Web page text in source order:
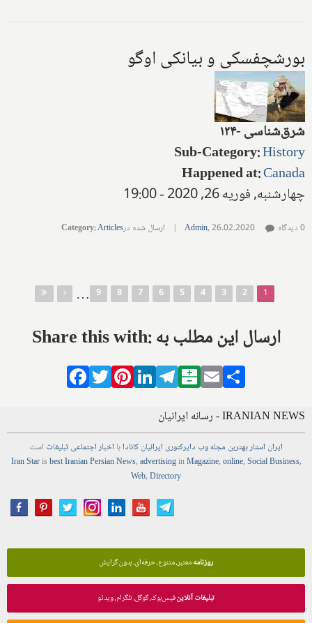
‌‌بورشچفسکی‌ و بیانکی‌ اوگو
شرق‌شناسی-۱۲۴
Sub-Category:History
Happened at:Canada
چهارشنبه, فوریه 26, 2020 - 19:00
Admin,26.02.2020
| ارسال شده در Category:Articles 0 دیدگاه
صفحه‌ها
1
2
3
4
5
6
7
8
9
…
Share this with: ارسال این مطلب به
Facebook
TwitterPinterestLinkedIn
Telegram
Balatarin
Email
IRANIAN NEWS - رسانه ایرانیان
ایران استاربهترین مجلهوب دایرکتوری ایرانیان کانادابا اخباراجتماعیتبلیغات است
Iran Starisbest Iranian PersianNews,advertisinginMagazine,online,Social Business,
Web,Directory
روزنامهمعتبر، متنوع، حرفه‌ای، بدون گرایش
تبلیغات آنلاینفیس‌بوک، گوگل، تلگرام، ویدئو